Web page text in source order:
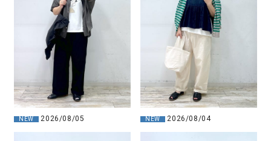
NEW 2026/08/05 NEW 2026/08/04